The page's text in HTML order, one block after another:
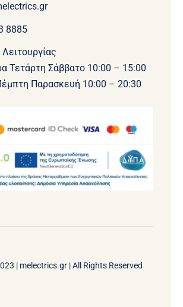
8885
Τετάρτη Σάββατο 10:00 – 15:00
Παρασκευή 10:00 – 20:30
| melectrics.gr | All Rights Reserved